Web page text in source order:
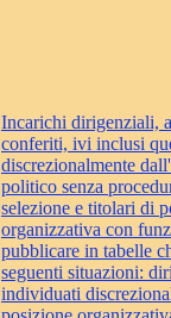
Incarichi dirigenziali,
conferiti, ivi inclusi
discrezionalmente
politico senza
selezione e titolari di
organizzativa con
pubblicare in tabelle
seguenti situazioni:
individuati